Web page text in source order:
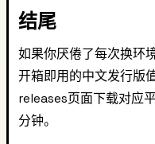
结尾
如果你厌倦了每次换环
开箱即用的中文发行版
releases页面下载对应
分钟。